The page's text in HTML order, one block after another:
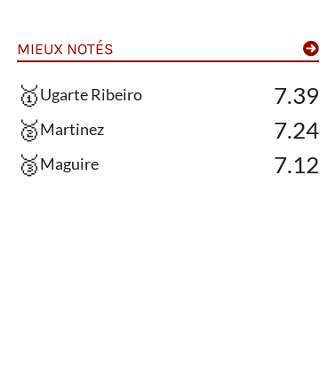
MIEUX NOTÉS
🥇Ugarte Ribeiro
7.39
🥈Martinez
7.24
🥉Maguire 7.12